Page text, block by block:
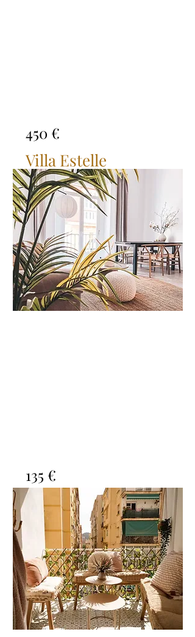
450 €
Villa Estelle
(Croacia)
Bed
Bath
4
Floors
2
135 €
Casa Dina
Bath
1
Floors
1
Size
50m2